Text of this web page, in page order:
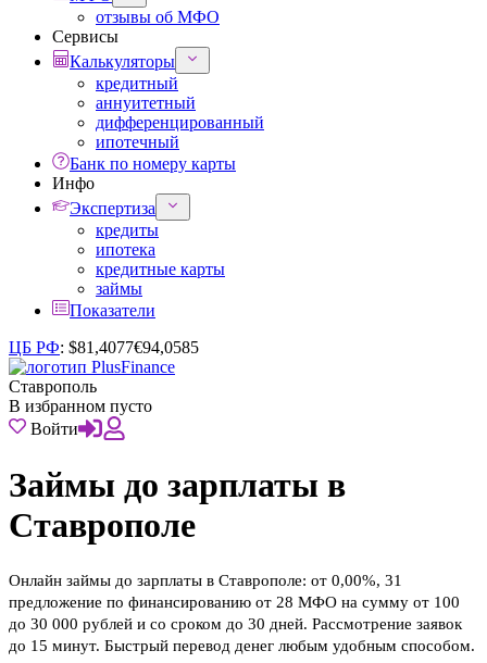
отзывы об МФО
Сервисы
Калькуляторы
кредитный
аннуитетный
дифференцированный
ипотечный
Банк по номеру карты
Инфо
Экспертиза
кредиты
ипотека
кредитные карты
займы
Показатели
ЦБ РФ: $81,4077€94,0585
Ставрополь
В избранном пусто
Войти
Займы до зарплаты в
Ставрополе
Онлайн займы до зарплаты в Ставрополе: от 0,00%, 31
предложение по финансированию от 28 МФО на сумму от 100
до 30 000 рублей и со сроком до 30 дней. Рассмотрение заявок
до 15 минут. Быстрый перевод денег любым удобным способом.